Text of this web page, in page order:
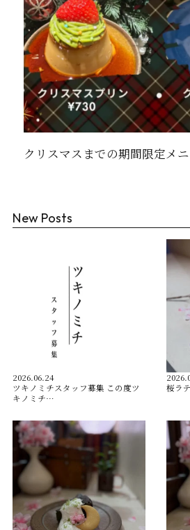
クリスマスまでの期間限定メニ
New Posts
2026.06.24
ツキノミチスタッフ募集 この度ツ
キノミチ…
桜ラ